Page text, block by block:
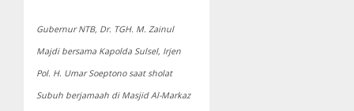
Gubernur NTB, Dr. TGH. M. Zainul
Majdi bersama Kapolda Sulsel, Irjen
Pol. H. Umar Soeptono saat sholat
Subuh berjamaah di Masjid Al-Markaz